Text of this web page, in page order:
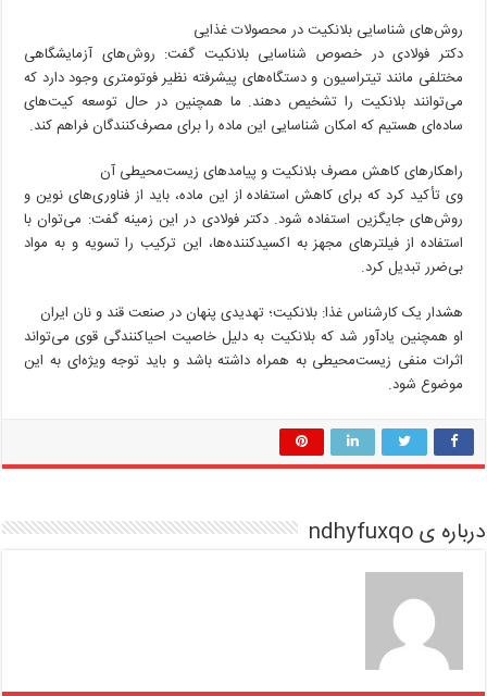
روش‌های شناسایی بلانکیت در محصولات غذایی
دکتر فولادی در خصوص شناسایی بلانکیت گفت: روش‌های آزمایشگاهی
مختلفی مانند تیتراسیون و دستگاه‌های پیشرفته نظیر فوتومتری وجود دارد که
می‌توانند بلانکیت را تشخیص دهند. ما همچنین در حال توسعه کیت‌های
ساده‌ای هستیم که امکان شناسایی این ماده را برای مصرف‌کنندگان فراهم کند.
راهکارهای کاهش مصرف بلانکیت و پیامدهای زیست‌محیطی آن
وی تأکید کرد که برای کاهش استفاده از این ماده، باید از فناوری‌های نوین و
روش‌های جایگزین استفاده شود. دکتر فولادی در این زمینه گفت: می‌توان با
استفاده از فیلترهای مجهز به اکسیدکننده‌ها، این ترکیب را تسویه و به مواد
بی‌ضرر تبدیل کرد.
هشدار یک کارشناس غذا: بلانکیت؛ تهدیدی پنهان در صنعت قند و نان ایران
او همچنین یادآور شد که بلانکیت به دلیل خاصیت احیاکنندگی قوی می‌تواند
اثرات منفی زیست‌محیطی به همراه داشته باشد و باید توجه ویژه‌ای به این
موضوع شود.
درباره ی ndhyfuxqo